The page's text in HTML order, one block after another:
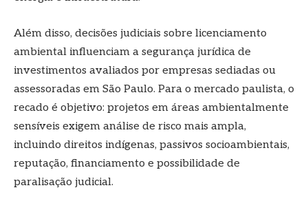
Além disso, decisões judiciais sobre licenciamento
ambiental influenciam a segurança jurídica de
investimentos avaliados por empresas sediadas ou
assessoradas em São Paulo. Para o mercado paulista, o
recado é objetivo: projetos em áreas ambientalmente
sensíveis exigem análise de risco mais ampla,
incluindo direitos indígenas, passivos socioambientais,
reputação, financiamento e possibilidade de
paralisação judicial.